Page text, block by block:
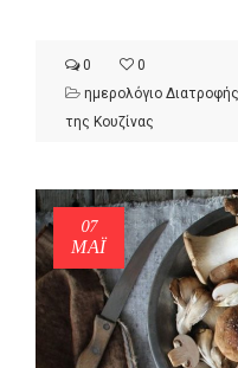
0
0
ημερολόγιο Διατροφής
της Κουζίνας
07
ΜΑΪ́